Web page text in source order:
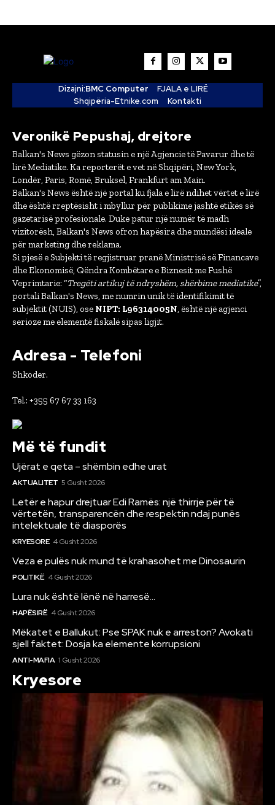
Dizajni:BMC Computer
FJALA e LIRË
Shqipëria-Etnike.com
Kontakti
Veronikë Pepushaj, drejtore
Balkan's News gëzon statusin e një Agjencie të Pavarur dhe të
lirë Mediatike. Ka reporterët e vet në Shqipëri, New York,
Londër, Paris, Romë, Bruksel, Frankfurt am Main.
Balkan's News është një portal ku fjala e lirë ndihet vërtet e lirë
dhe është rreptësisht i mbyllur për publikime jashtë etikës së
gazetarisë profesionale. Duke patur një numër të madh
vizitorësh, Balkan's News ofron hapësira dhe mundësi ideale
për marketing dhe reklama.
Si pjesë e Subjekti të regjistruar pranë Ministrisë së Financave
dhe Ekonomisë, Qëndra Kombëtare e Biznesit me Fushë
Veprimtarie: “Tregëti artikuj të ndryshëm, shërbime mediatike”,
portali Balkan's News, me numrin unik të identifikimit të
subjektit (NUIS), ose NIPT: L96314005N, është një agjenci
serioze me elementë fiskalë sipas ligjit.
Adresa - Telefoni
Shkoder.
Tel.: +355 67 67 33 163
Më të fundit
Ujërat e qeta – shëmbin edhe urat
AKTUALITET 5 Gusht 2026
Letër e hapur drejtuar Edi Ramës: një thirrje për të
vërtetën, transparencën dhe respektin ndaj punës
intelektuale të diasporës
KRYESORE 4 Gusht 2026
Veza e pulës nuk mund të krahasohet me Dinosaurin
POLITIKË 4 Gusht 2026
Lura nuk është lënë në harresë…
HAPËSIRË 4 Gusht 2026
Mëkatet e Ballukut: Pse SPAK nuk e arreston? Avokati
sjell faktet: Dosja ka elemente korrupsioni
ANTI-MAFIA 1 Gusht 2026
Kryesore